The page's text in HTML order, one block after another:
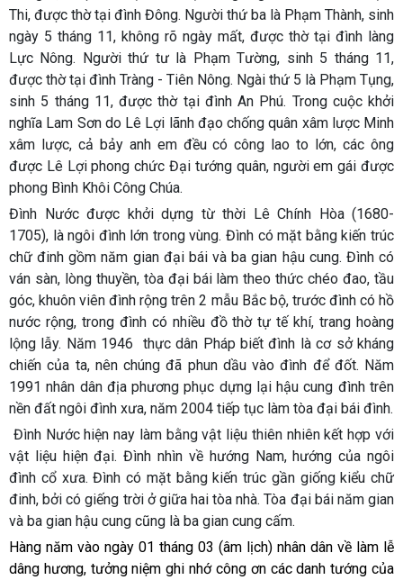
Thi, được thờ tại đình Đông. Người thứ ba là Phạm Thành, sinh
ngày 5 tháng 11, không rõ ngày mất, được thờ tại đình làng
Lực Nông. Người thứ tư là Phạm Tường, sinh 5 tháng 11,
được thờ tại đình Tràng - Tiên Nông. Ngài thứ 5 là Phạm Tụng,
sinh 5 tháng 11, được thờ tại đình An Phú. Trong cuộc khởi
nghĩa Lam Sơn do Lê Lợi lãnh đạo chống quân xâm lược Minh
xâm lược, cả bảy anh em đều có công lao to lớn, các ông
được Lê Lợi phong chức Đại tướng quân, người em gái được
phong Bình Khôi Công Chúa.
Đình Nước được khởi dựng từ thời Lê Chính Hòa (1680-
1705), là ngôi đình lớn trong vùng. Đình có mặt bằng kiến trúc
chữ đinh gồm năm gian đại bái và ba gian hậu cung. Đình có
ván sàn, lòng thuyền, tòa đại bái làm theo thức chéo đao, tầu
góc, khuôn viên đình rộng trên 2 mẫu Bắc bộ, trước đình có hồ
nước rộng, trong đình có nhiều đồ thờ tự tế khí, trang hoàng
lộng lẫy. Năm 1946 thực dân Pháp biết đình là cơ sở kháng
chiến của ta, nên chúng đã phun dầu vào đình để đốt. Năm
1991 nhân dân địa phương phục dựng lại hậu cung đình trên
nền đất ngôi đình xưa, năm 2004 tiếp tục làm tòa đại bái đình.
Đình Nước hiện nay làm bằng vật liệu thiên nhiên kết hợp với
vật liệu hiện đại. Đình nhìn về hướng Nam, hướng của ngôi
đình cổ xưa. Đình có mặt bằng kiến trúc gần giống kiểu chữ
đinh, bởi có giếng trời ở giữa hai tòa nhà. Tòa đại bái năm gian
và ba gian hậu cung cũng là ba gian cung cấm.
Hàng năm vào ngày 01 tháng 03 (âm lịch) nhân dân về làm lễ
dâng hương, tưởng niệm ghi nhớ công ơn các danh tướng của